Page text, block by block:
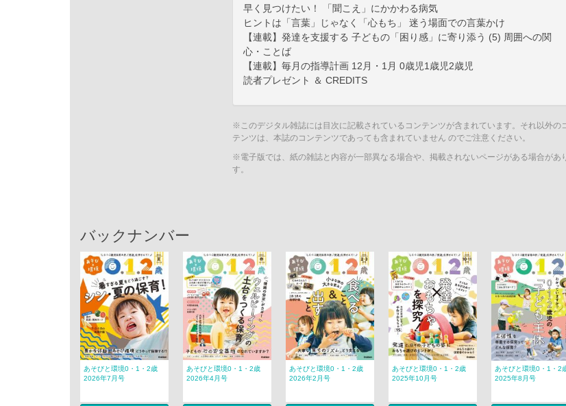
早く見つけたい！ 「聞こえ」にかかわる病気
ヒントは「言葉」じゃなく「心もち」 迷う場面での言葉かけ
【連載】発達を支援する 子どもの「困り感」に寄り添う (5) 周囲への関
心・ことば
【連載】毎月の指導計画 12月・1月 0歳児1歳児2歳児
読者プレゼント ＆ CREDITS
※このデジタル雑誌には目次に記載されているコンテンツが含まれています。それ以外の
テンツは、本誌のコンテンツであっても含まれていません のでご注意ください。
※電子版では、紙の雑誌と内容が一部異なる場合や、掲載されないページがある場合があ
す。
バックナンバー
あそびと環境0・1・2歳
2026年7月号
あそびと環境0・1・2歳
2026年4月号
あそびと環境0・1・2歳
2026年2月号
あそびと環境0・1・2歳
2025年10月号
あそびと環境0・1・2
2025年8月号